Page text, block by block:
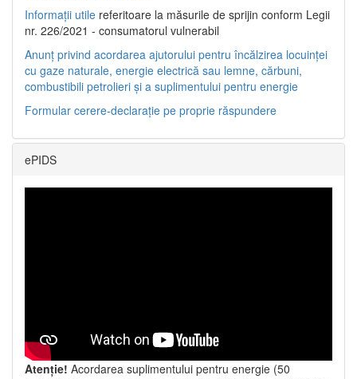
Informații utile referitoare la măsurile de sprijin conform Legii
nr. 226/2021 - consumatorul vulnerabil
Anunț privind acordarea ajutorului pentru încălzirea locuinței
cu gaze naturale, energie electrică sau lemne, cărbuni,
combustibili petrolieri și a suplimentului pentru energie
Formular cerere-declarație pe proprie răspundere
ePIDS
Atenție! Acordarea suplimentului pentru energie (50